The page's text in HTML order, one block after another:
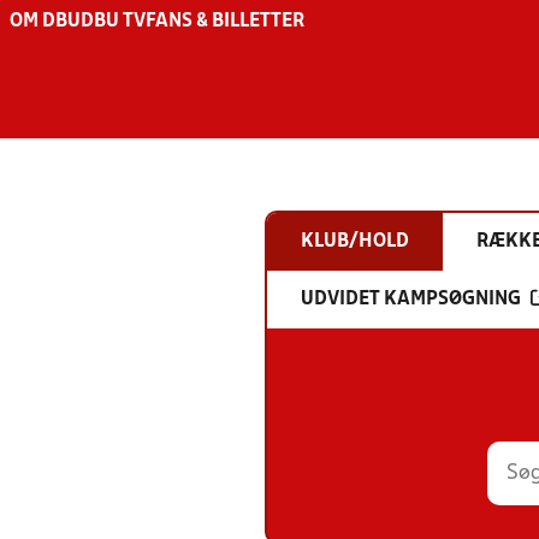
OM DBU DBU TV FANS & BILLETTER
KLUB/HOLD
UDVIDET KAMPSØGNING